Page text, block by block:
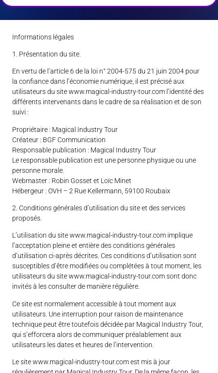
Informations légales
1. Présentation du site.
En vertu de l’article 6 de la loi n° 2004-575 du 21 juin 2004 pour
la confiance dans l’économie numérique, il est précisé aux
utilisateurs du site www.magical-industry-tour.com l’identité des
différents intervenants dans le cadre de sa réalisation et de son
suivi :
Propriétaire : Magical Industry Tour
Créateur : BGF Communication
Responsable publication : Magical Industry Tour
Le responsable publication est une personne physique ou une
personne morale.
Webmaster : Robin Gosset et Loïc Minet
Hébergeur : OVH – 2 Rue Kellermann, 59100 Roubaix
2. Conditions générales d’utilisation du site et des services
proposés.
L’utilisation du site www.magical-industry-tour.com implique
l’acceptation pleine et entière des conditions générales
d’utilisation ci-après décrites. Ces conditions d’utilisation sont
susceptibles d’être modifiées ou complétées à tout moment, les
utilisateurs du site www.magical-industry-tour.com sont donc
invités à les consulter de manière régulière.
Ce site est normalement accessible à tout moment aux
utilisateurs. Une interruption pour raison de maintenance
technique peut être toutefois décidée par Magical Industry Tour,
qui s’efforcera alors de communiquer préalablement aux
utilisateurs les dates et heures de l’intervention.
Le site www.magical-industry-tour.com est mis à jour